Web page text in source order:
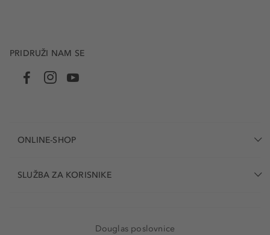
PRIDRUŽI NAM SE
ONLINE-SHOP
SLUŽBA ZA KORISNIKE
Douglas poslovnice